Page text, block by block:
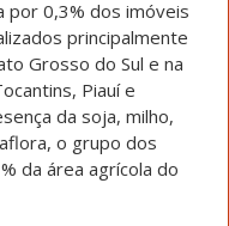
por 0,3% dos imóveis
principalmente
Grosso do Sul e na
Piauí e
da soja, milho,
o grupo dos
da área agrícola do